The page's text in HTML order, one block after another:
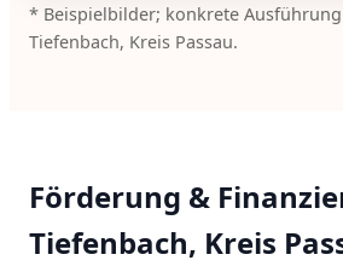
* Beispielbilder; konkrete
Tiefenbach, Kreis Passau.
Förderung &
Tiefenbach, Kreis